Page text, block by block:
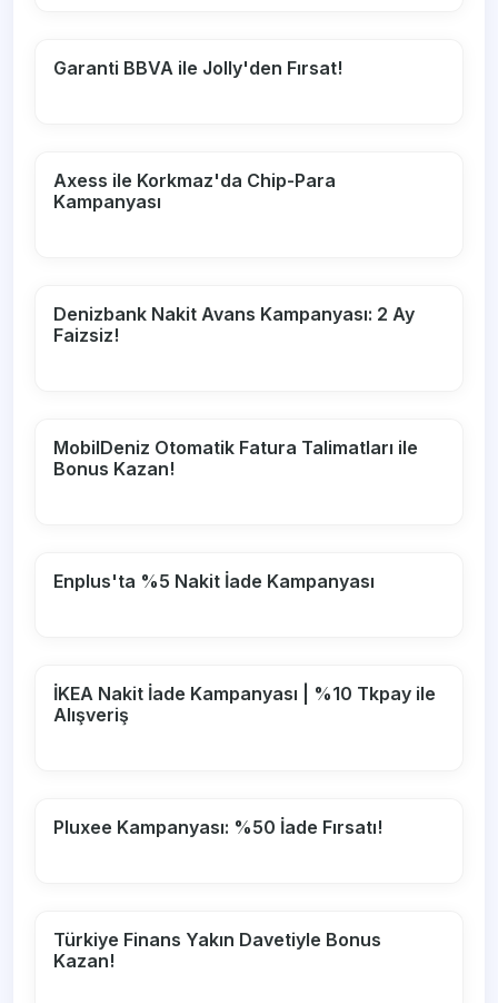
Garanti BBVA ile Jolly'den Fırsat!
Axess ile Korkmaz'da Chip-Para
Kampanyası
Denizbank Nakit Avans Kampanyası: 2 Ay
Faizsiz!
MobilDeniz Otomatik Fatura Talimatları ile
Bonus Kazan!
Enplus'ta %5 Nakit İade Kampanyası
İKEA Nakit İade Kampanyası | %10 Tkpay ile
Alışveriş
Pluxee Kampanyası: %50 İade Fırsatı!
Türkiye Finans Yakın Davetiyle Bonus
Kazan!